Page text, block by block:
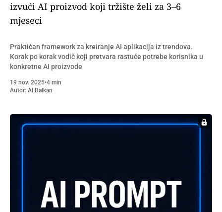
izvući AI proizvod koji tržište želi za 3–6
mjeseci
Praktičan framework za kreiranje AI aplikacija iz trendova.
Korak po korak vodič koji pretvara rastuće potrebe korisnika u
konkretne AI proizvode
19 nov. 2025•4 min
Autor: AI Balkan